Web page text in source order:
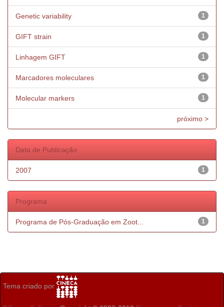
1
Genetic variability
1
GIFT strain
1
Linhagem GIFT
1
Marcadores moleculares
1
Molecular markers
próximo >
Data de Publicação
1
2007
Programa
1
Programa de Pós-Graduação em Zoot...
Tema criado por